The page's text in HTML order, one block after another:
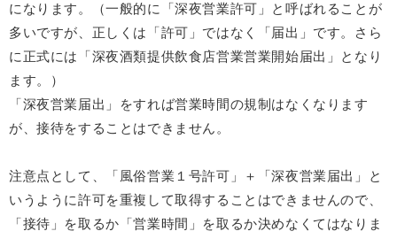
になります。（一般的に「深夜営業許可」と呼ばれることが
多いですが、正しくは「許可」ではなく「届出」です。さら
に正式には「深夜酒類提供飲食店営業営業開始届出」となり
ます。）
「深夜営業届出」をすれば営業時間の規制はなくなります
が、接待をすることはできません。
注意点として、「風俗営業１号許可」＋「深夜営業届出」と
いうように許可を重複して取得することはできませんので、
「接待」を取るか「営業時間」を取るか決めなくてはなりま